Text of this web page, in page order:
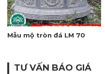
Mẫu mộ tròn đá LM 70
TƯ VẤN BÁO GIÁ